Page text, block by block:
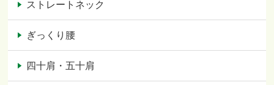
ストレートネック
ぎっくり腰
四十肩・五十肩